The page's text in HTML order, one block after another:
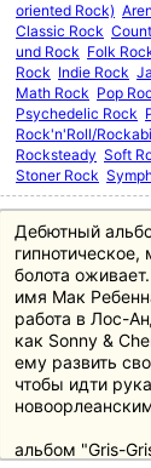
oriented Rock)
Classic Rock
und Rock Folk
Rock Indie Rock
Math Rock Pop
Psychedelic Rock
Rock'n'Roll/
Rocksteady Soft
Stoner Rock
Дебютный
болота
имя Мак
работа в Лос-
как Sonny &
ему развить
чтобы идти
альбом "Gris-